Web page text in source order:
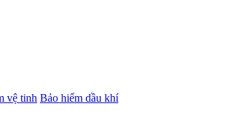
vệ tinh Bảo hiểm dầu khí